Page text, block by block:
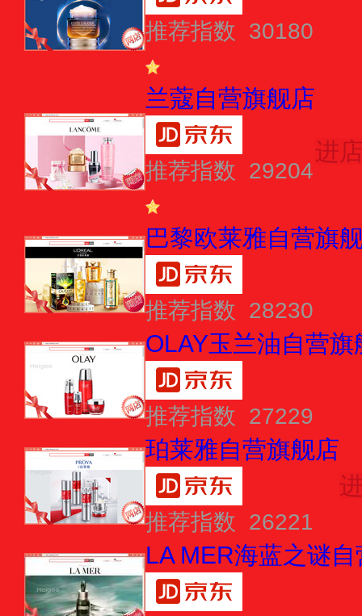
推荐指数 30180
兰蔻自营旗舰店
推荐指数 29204
进
巴黎欧莱雅自营旗
推荐指数 28230
OLAY玉兰油自营旗
推荐指数 27229
珀莱雅自营旗舰店
推荐指数 26221
LA MER海蓝之谜